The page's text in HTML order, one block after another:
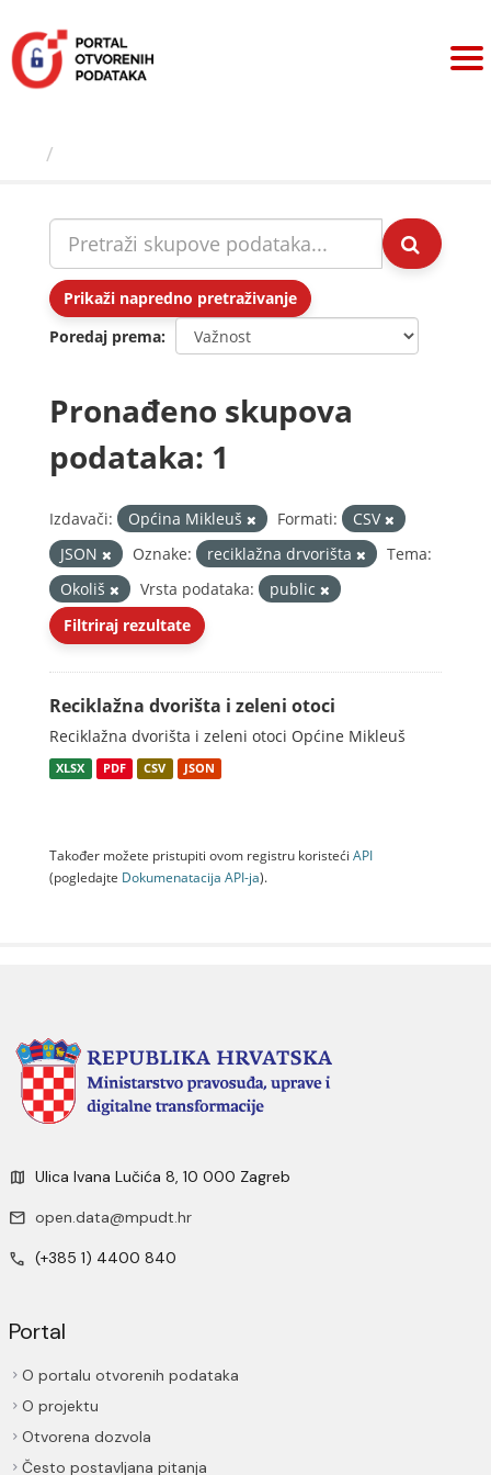
sadržaj
Prikaži napredno pretraživanje
Poredaj prema
Pronađeno skupova
podataka: 1
Izdavači: Općina Mikleuš Formati:
CSV
JSON
Oznake: reciklažna drvorišta
Tema:
Okoliš
Vrsta podataka:
public
Filtriraj rezultate
Reciklažna dvorišta i zeleni otoci
Reciklažna dvorišta i zeleni otoci Općine Mikleuš
XLSX PDF CSV JSON
Također možete pristupiti ovom registru koristeći API
(pogledajte Dokumenаtаcijа API-jа).